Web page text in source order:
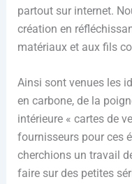
partout sur internet.
création en
matériaux et aux fils
Ainsi sont venues les
en carbone, de la
intérieure « cartes de
fournisseurs pour ces
cherchions un travail
faire sur des petites